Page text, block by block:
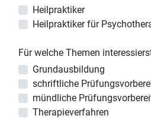
Heilpraktiker
Heilpraktiker für
Für welche Themen
Grundausbildung
schriftliche
mündliche
Therapieverfahren